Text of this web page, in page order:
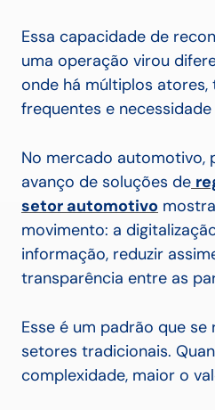
Essa capacidade de
uma operação virou
onde há múltiplos atores,
frequentes e
No mercado automotivo,
avanço de soluções de
setor automotivo
movimento: a
informação, reduzir
transparência entre as
Esse é um padrão que
setores tradicionais.
complexidade, maior o